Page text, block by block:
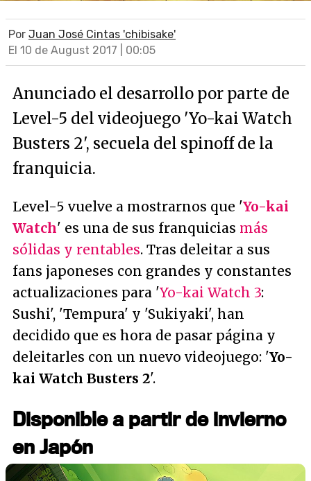
Por Juan José Cintas 'chibisake'
El 10 de August 2017 | 00:05
Anunciado el desarrollo por parte de
Level-5 del videojuego 'Yo-kai Watch
Busters 2', secuela del spinoff de la
franquicia.
Level-5 vuelve a mostrarnos que 'Yo-kai
Watch' es una de sus franquicias más
sólidas y rentables. Tras deleitar a sus
fans japoneses con grandes y constantes
actualizaciones para 'Yo-kai Watch 3:
Sushi', 'Tempura' y 'Sukiyaki', han
decidido que es hora de pasar página y
deleitarles con un nuevo videojuego: 'Yo-
kai Watch Busters 2'.
Disponible a partir de invierno
en Japón